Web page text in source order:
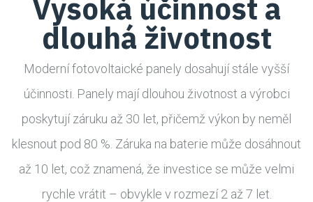
Vysoká účinnost a
dlouhá životnost
Moderní fotovoltaické panely dosahují stále vyšší
účinnosti. Panely mají dlouhou životnost a výrobci
poskytují záruku až 30 let, přičemž výkon by neměl
klesnout pod 80 %. Záruka na baterie může dosáhnout
až 10 let, což znamená, že investice se může velmi
rychle vrátit – obvykle v rozmezí 2 až 7 let.